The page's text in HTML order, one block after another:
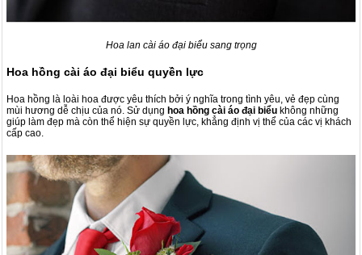
Hoa lan cài áo đại biểu sang trọng
Hoa hồng cài áo đại biểu quyền lực
Hoa hồng là loài hoa được yêu thích bởi ý nghĩa trong tình yêu, vẻ đẹp cùng
mùi hương dễ chịu của nó. Sử dụng hoa hồng cài áo đại biểu không những
giúp làm đẹp mà còn thể hiện sự quyền lực, khẳng định vị thể của các vị khách
cấp cao.